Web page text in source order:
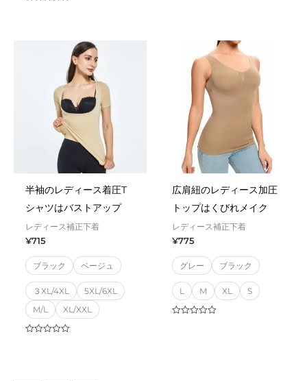
半袖のレディース着圧T
シャツはバストアップ
レディース補正下着
¥715
ブラック ベージュ
３XL/4XL
5XL/6XL
M/L
XL/XXL
広肩紐のレディース加圧
トップはくびれメイク
レディース補正下着
¥775
グレー ブラック
L M XL S